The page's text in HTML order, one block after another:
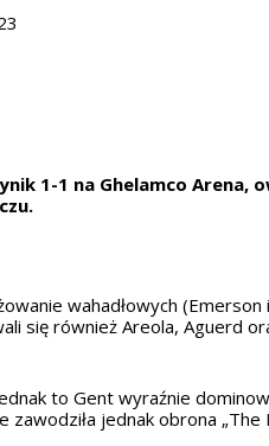
1-1 na Ghelamco Arena,
wahadłowych
się również Areola, Aguerd
to Gent wyraźnie
jednak obrona „The